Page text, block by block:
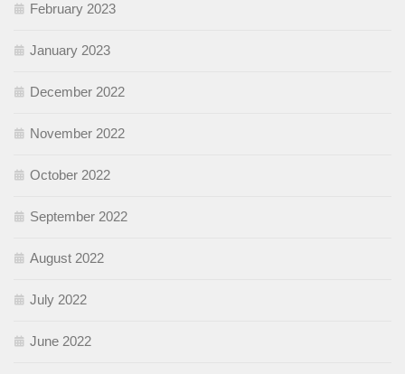
February 2023
January 2023
December 2022
November 2022
October 2022
September 2022
August 2022
July 2022
June 2022